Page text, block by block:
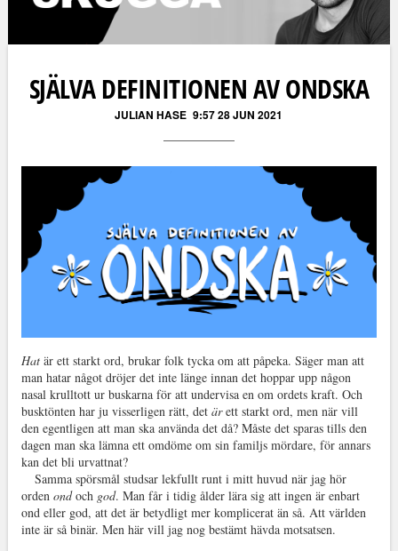
SJÄLVA DEFINITIONEN AV ONDSKA
JULIAN HASE 9:57 28 JUN 2021
Hatär ett starkt ord, brukar folk tycka om att påpeka. Säger man att
man hatar något dröjer det inte länge innan det hoppar upp någon
nasal krulltott ur buskarna för att undervisa en om ordets kraft. Och
busktönten har ju visserligen rätt, det ärett starkt ord, men när vill
den egentligen att man ska använda det då? Måste det sparas tills den
dagen man ska lämna ett omdöme om sin familjs mördare, för annars
kan det bli urvattnat?
Samma spörsmål studsar lekfullt runt i mitt huvud när jag hör
orden ondoch god. Man får i tidig ålder lära sig att ingen är enbart
ond eller god, att det är betydligt mer komplicerat än så. Att världen
inte är så binär. Men här vill jag nog bestämt hävda motsatsen.